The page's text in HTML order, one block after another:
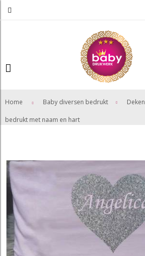
Home Baby diversen bedrukt Deken
bedrukt met naam en hart